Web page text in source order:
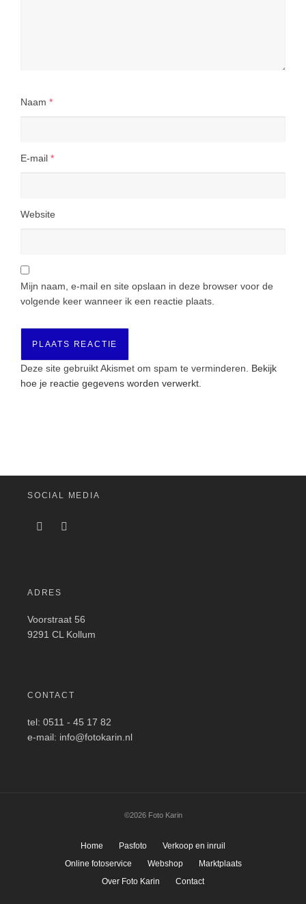
Naam *
E-mail *
Website
Mijn naam, e-mail en site opslaan in deze browser voor de
volgende keer wanneer ik een reactie plaats.
Deze site gebruikt Akismet om spam te verminderen. Bekijk
hoe je reactie gegevens worden verwerkt
SOCIAL MEDIA
ADRES
Voorstraat 56
9291 CL Kollum
CONTACT
tel: 0511 - 45 17 82
e-mail: info@fotokarin.nl
©2026 Foto Karin
Home Pasfoto
Verkoop en inruil
Online fotoservice
Webshop
Marktplaats
Over Foto Karin
Contact